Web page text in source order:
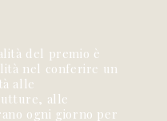
del premio è
nel conferire un
alle
alle
ogni giorno per